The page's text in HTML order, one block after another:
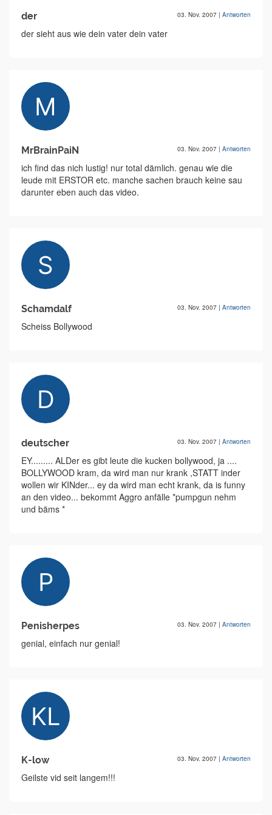
der 03. Nov. 2007 | Antworten
der sieht aus wie dein vater dein vater
MrBrainPaiN 03. Nov. 2007 | Antworten
ich find das nich lustig! nur total dämlich. genau wie die
leude mit ERSTOR etc. manche sachen brauch keine sau
darunter eben auch das video.
Schamdalf 03. Nov. 2007 | Antworten
Scheiss Bollywood
deutscher 03. Nov. 2007 | Antworten
EY......... ALDer es gibt leute die kucken bollywood, ja ....
BOLLYWOOD kram, da wird man nur krank ,STATT inder
wollen wir KINder... ey da wird man echt krank, da is funny
an den video... bekommt Aggro anfälle *pumpgun nehm
und bäms *
Penisherpes 03. Nov. 2007 | Antworten
genial, einfach nur genial!
K-low 03. Nov. 2007 | Antworten
Geilste vid seit langem!!!